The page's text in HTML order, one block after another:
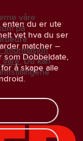
du er ute
vet hva du ser
matcher –
Dobbeldate,
å skape alle
våre
på
informasjon
våre. Du kan